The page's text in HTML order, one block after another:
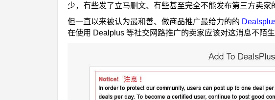
少，有些发了立马删文、有些甚至完全不能发布第三方卖家
但一直以来被认为最和善、做商品推广最给力的的
在使用 Dealplus 等社交网路推广的卖家应该对这消息不陌生